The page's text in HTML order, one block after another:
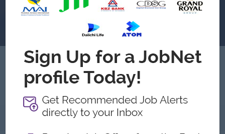
Floral up Clothing
အကြောင်းအရာ